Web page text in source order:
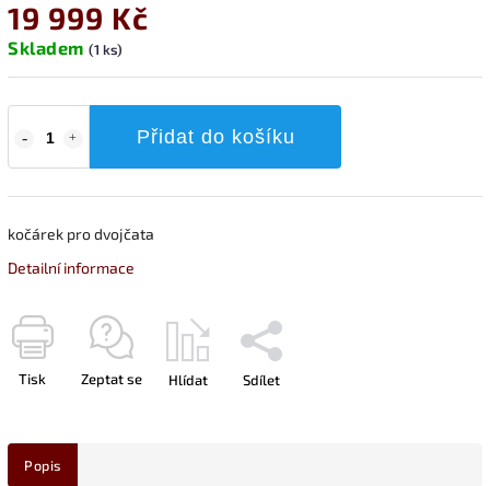
19 999 Kč
Skladem (1 ks)
Přidat do košíku
kočárek pro dvojčata
Detailní informace
Tisk Zeptat se Hlídat Sdílet
Popis